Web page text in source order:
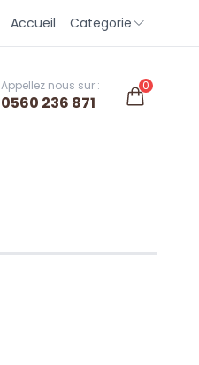
Accueil Categorie
Appellez nous sur :
0560 236 871
0